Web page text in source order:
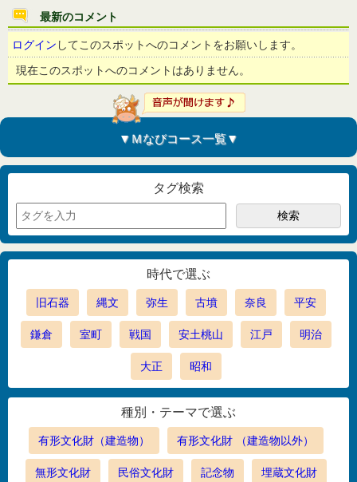
最新のコメント
ログイン してこのスポットへのコメントをお願いします。
現在このスポットへのコメントはありません。
▼Ｍなびコース一覧▼
タグ検索
時代で選ぶ
旧石器 縄文 弥生 古墳 奈良 平安
鎌倉 室町 戦国 安土桃山 江戸 明治
大正 昭和
種別・テーマで選ぶ
有形文化財（建造物） 有形文化財 （建造物以外）
無形文化財 民俗文化財 記念物 埋蔵文化財